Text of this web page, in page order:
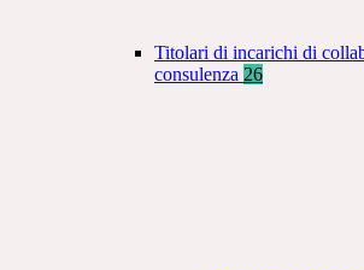
Titolari di incarichi di
consulenza 26